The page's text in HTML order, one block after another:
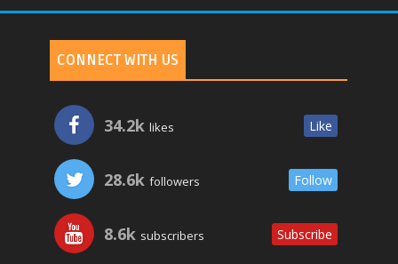
CONNECT WITH US
34.2k likes Like
28.6k followers Follow
8.6k subscribers Subscribe